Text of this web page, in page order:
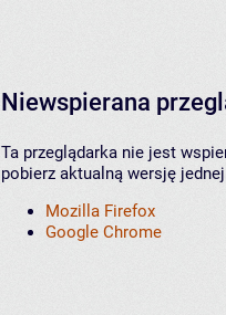
Niewspierana
Ta przeglądarka nie jest
pobierz aktualną wersję
Mozilla Firefox
Google Chrome